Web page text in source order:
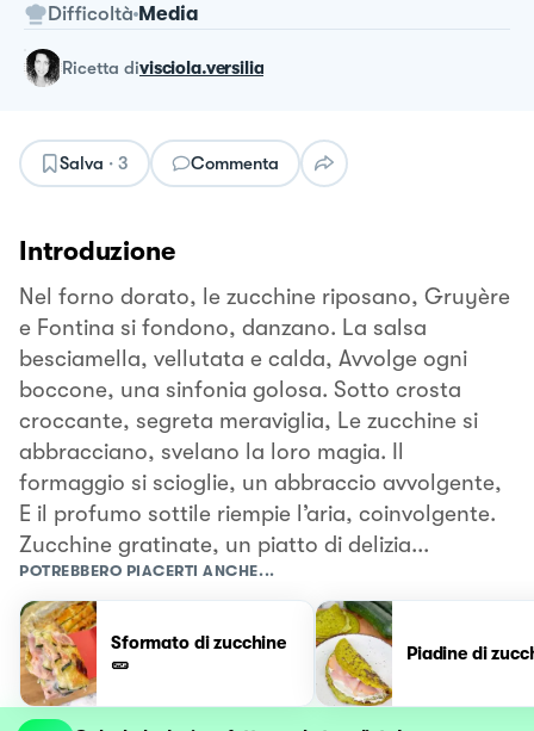
Difficoltà Media
ricetta divisciola.versilia
Salva · 3 Commenta
Introduzione
Nel forno dorato, le zucchine riposano, Gruyère
e Fontina si fondono, danzano. La salsa
besciamella, vellutata e calda, Avvolge ogni
boccone, una sinfonia golosa. Sotto crosta
croccante, segreta meraviglia, Le zucchine si
abbracciano, svelano la loro magia. Il
formaggio si scioglie, un abbraccio avvolgente,
E il profumo sottile riempie l’aria, coinvolgente.
Zucchine gratinate, un piatto di delizia...
POTREBBERO PIACERTI ANCHE...
Sformato di zucchine
🥒
Piadine di